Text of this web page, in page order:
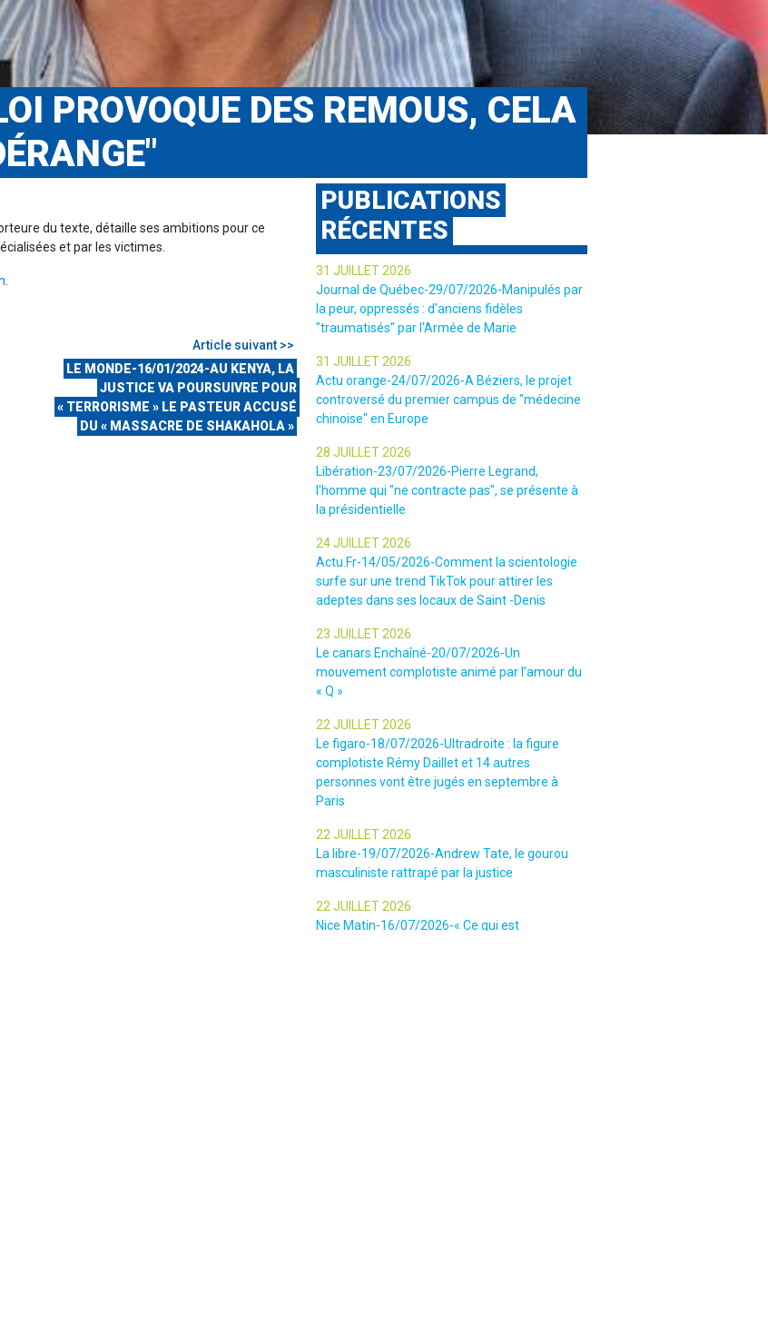
PROVOQUE DES REMOUS, CELA
du texte, détaille ses ambitions pour ce
et par les victimes.
.
Article suivant >>
LE MONDE-16/01/2024-AU KENYA, LA
JUSTICE VA POURSUIVRE POUR
« TERRORISME » LE PASTEUR ACCUSÉ
DU « MASSACRE DE SHAKAHOLA »
PUBLICATIONS
RÉCENTES
31 JUILLET 2026
Journal de Québec-29/07/2026-Manipulés par
la peur, oppressés : d'anciens fidèles
"traumatisés" par l'Armée de Marie
31 JUILLET 2026
Actu orange-24/07/2026-A Béziers, le projet
controversé du premier campus de "médecine
chinoise" en Europe
28 JUILLET 2026
Libération-23/07/2026-Pierre Legrand,
l'homme qui "ne contracte pas", se présente à
la présidentielle
24 JUILLET 2026
Actu.Fr-14/05/2026-Comment la scientologie
surfe sur une trend TikTok pour attirer les
adeptes dans ses locaux de Saint -Denis
23 JUILLET 2026
Le canars Enchaîné-20/07/2026-Un
mouvement complotiste animé par l’amour du
« Q »
22 JUILLET 2026
Le figaro-18/07/2026-Ultradroite : la figure
complotiste Rémy Daillet et 14 autres
personnes vont être jugés en septembre à
Paris
22 JUILLET 2026
La libre-19/07/2026-Andrew Tate, le gourou
masculiniste rattrapé par la justice
22 JUILLET 2026
Nice Matin-16/07/2026-« Ce qui est